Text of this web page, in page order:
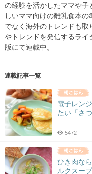
の経験を活かしたママや子
しいママ向けの離乳食本
でなく海外のトレンドも取
やトレンドを発信するライ
版にて連載中。
連載記事一覧
電子レン
たい「さ
5472
ひき肉な
ルクスープ